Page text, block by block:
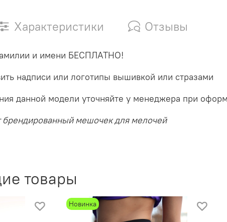
Характеристики Отзывы
и имени БЕСПЛАТНО!
надписи или логотипы вышивкой или стразами
данной модели уточняйте у менеджера при
брендированный мешочек для мелочей
товары
Новинка